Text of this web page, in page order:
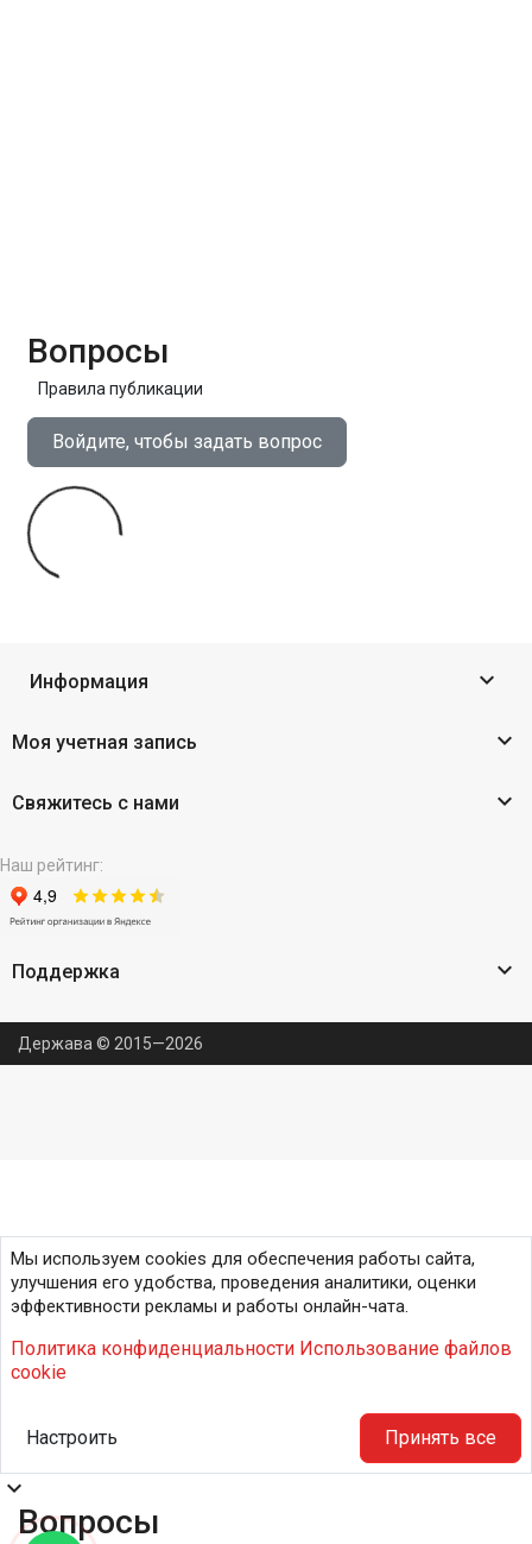
Вопросы
Правила публикации
Войдите, чтобы задать вопрос
Информация 
Моя учетная запись 
Свяжитесь с нами 
Наш рейтинг:
Поддержка 
Держава © 2015—2026
Мы используем cookies для обеспечения работы сайта,
улучшения его удобства, проведения аналитики, оценки
эффективности рекламы и работы онлайн-чата.
Политика конфиденциальности Использование файлов
cookie
Настроить Принять все
expand_more
Вопросы